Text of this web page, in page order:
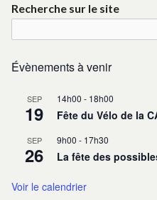
s
o
i
c
Recherche sur le site
Évènements à venir
SEP
19
14h00 - 18h00
Fête du Vélo de la
SEP
26
9h00 - 17h30
La fête des
Voir le calendrier